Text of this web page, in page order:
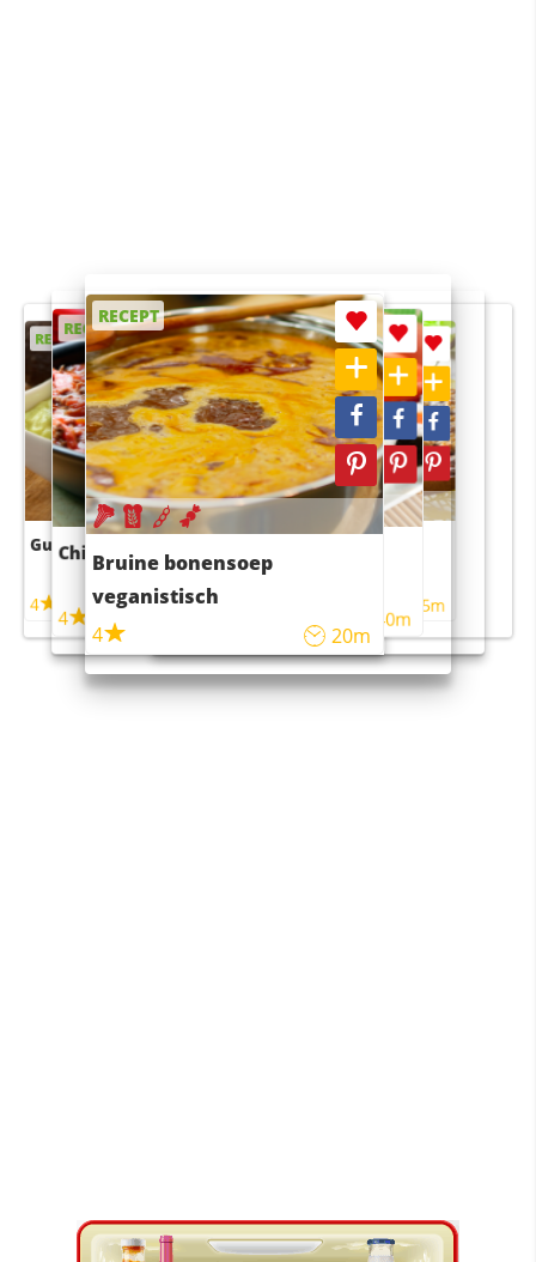
RECEPT
Guacamole
4
RECEPT
Chili con carne
4 45m
RECEPT
Bruine bonensoep
veganistisch
4
20m
RECEPT
Sushi rijstsalade
maaltijdsalade
40m
RECEPT
4 55m